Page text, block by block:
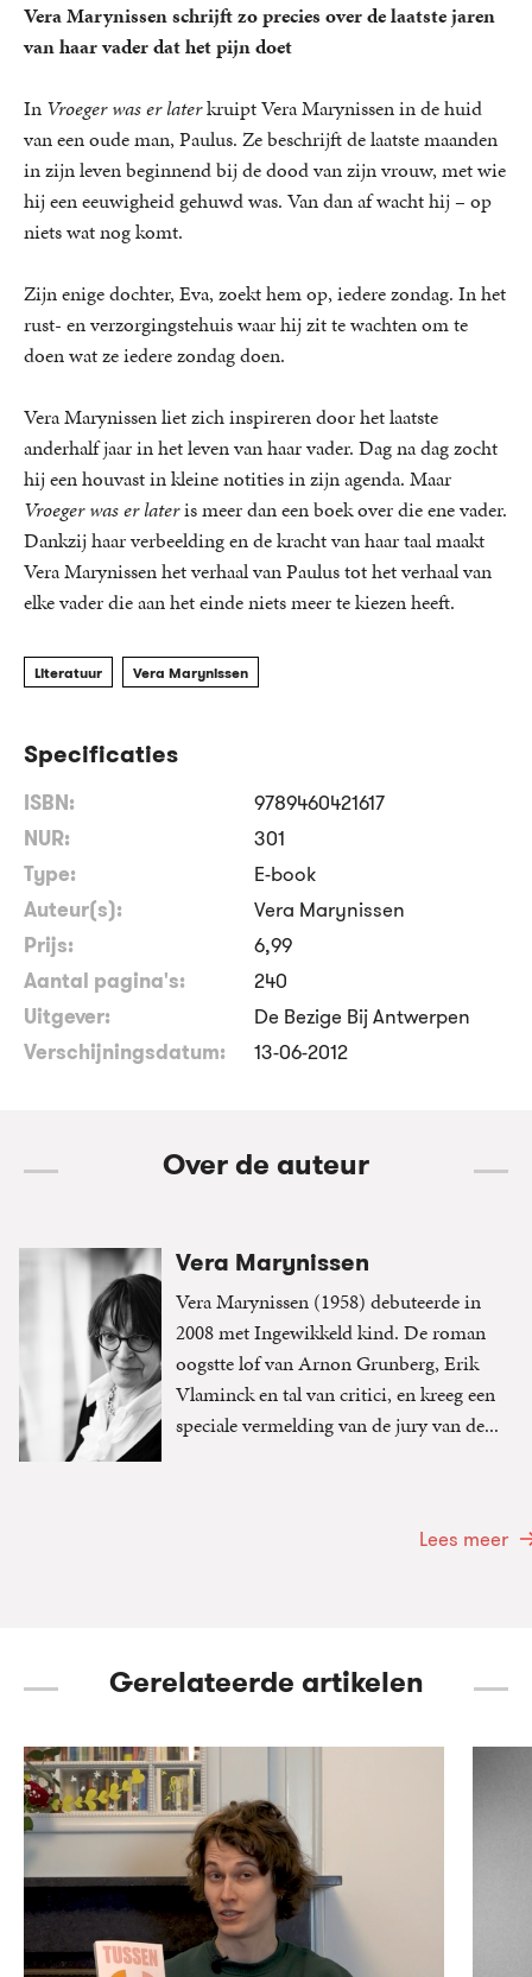
Vera Marynissen schrijft zo precies over de laatste jaren
van haar vader dat het pijn doet
In Vroeger was er laterkruipt Vera Marynissen in de huid
van een oude man, Paulus. Ze beschrijft de laatste maanden
in zijn leven beginnend bij de dood van zijn vrouw, met wie
hij een eeuwigheid gehuwd was. Van dan af wacht hij – op
niets wat nog komt.
Zijn enige dochter, Eva, zoekt hem op, iedere zondag. In het
rust- en verzorgingstehuis waar hij zit te wachten om te
doen wat ze iedere zondag doen.
Vera Marynissen liet zich inspireren door het laatste
anderhalf jaar in het leven van haar vader. Dag na dag zocht
hij een houvast in kleine notities in zijn agenda. Maar
Vroeger was er lateris meer dan een boek over die ene vader.
Dankzij haar verbeelding en de kracht van haar taal maakt
Vera Marynissen het verhaal van Paulus tot het verhaal van
elke vader die aan het einde niets meer te kiezen heeft.
Literatuur Vera Marynissen
Specificaties
ISBN:
9789460421617
NUR:
301
Type:
E-book
Auteur(s):
Vera Marynissen
Prijs:
6,99
Aantal pagina's:
240
Uitgever:
De Bezige Bij Antwerpen
Verschijningsdatum:
13-06-2012
Over de auteur
Vera Marynissen
Vera Marynissen (1958) debuteerde in
2008 met Ingewikkeld kind. De roman
oogstte lof van Arnon Grunberg, Erik
Vlaminck en tal van critici, en kreeg een
speciale vermelding van de jury van de...
Lees meer
Gerelateerde artikelen